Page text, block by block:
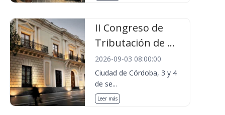
II Congreso de
Tributación de ...
2026-09-03 08:00:00
Ciudad de Córdoba, 3 y 4
de se...
Leer más